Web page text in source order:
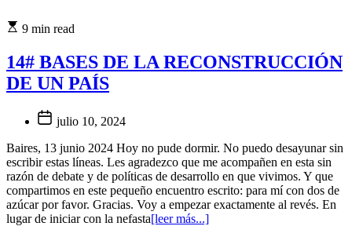
9 min read
14# BASES DE LA RECONSTRUCCIÓN
DE UN PAÍS
julio 10, 2024
Baires, 13 junio 2024 Hoy no pude dormir. No puedo desayunar sin
escribir estas líneas. Les agradezco que me acompañen en esta sin
razón de debate y de políticas de desarrollo en que vivimos. Y que
compartimos en este pequeño encuentro escrito: para mí con dos de
azúcar por favor. Gracias. Voy a empezar exactamente al revés. En
lugar de iniciar con la nefasta[leer más...]